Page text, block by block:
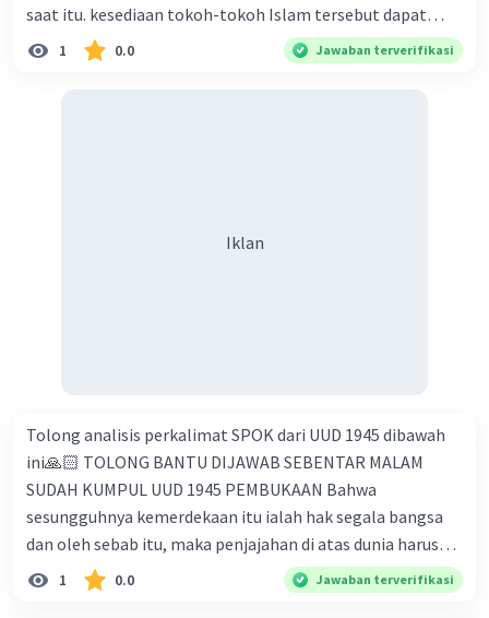
saat itu. kesediaan tokoh-tokoh Islam tersebut dapat
disimpulkan A. penduduk Indonesia sebagian besar
menganut agama Islam B. kalangan nasional dan Islam
1 0.0 Jawaban terverifikasi
Iklan
Tolong analisis perkalimat SPOK dari UUD 1945 dibawah
ini🙏🏻 TOLONG BANTU DIJAWAB SEBENTAR MALAM
SUDAH KUMPUL UUD 1945 PEMBUKAAN Bahwa
sesungguhnya kemerdekaan itu ialah hak segala bangsa
dan oleh sebab itu, maka penjajahan di atas dunia harus
dihapuskan, karena tidak sesuai dengan perikemanusiaan
1 0.0 Jawaban terverifikasi